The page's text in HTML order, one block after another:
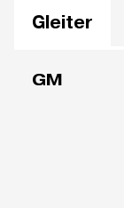
Gleiter
GM